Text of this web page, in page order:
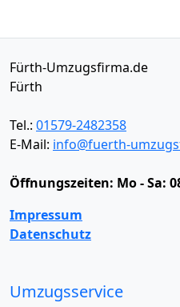
Fürth-Umzugsfirma.de
Fürth
Tel.: 01579-2482358
E-Mail: info@fuerth-
Öffnungszeiten: Mo - Sa:
Impressum
Datenschutz
Umzugsservice